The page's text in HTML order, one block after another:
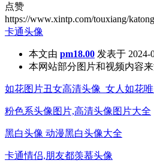
点赞
https://www.xintp.com/touxiang/
卡通头像
本文由 pm18.00 发表于 2024-
本网站部分图片和视频内容
如花图片丑女高清头像_女人如花
粉色系头像图片,高清头像图片大全
黑白头像 动漫黑白头像大全
卡通情侣,朋友都羡慕头像